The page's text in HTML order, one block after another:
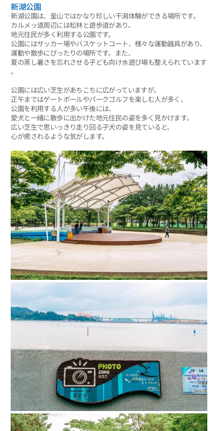
新湖公園
新湖公園は、釜山ではかなり珍しい干潟体験ができる場所です。
カルメッ道周辺には松林と遊歩道があり、
地元住民が多く利用する公園です。
公園にはサッカー場やバスケットコート、様々な運動器具があり、
運動や散歩にぴったりの場所です。また、
夏の蒸し暑さを忘れさせる子ども向け水遊び場も整えられています
。
公園には広い芝生があちこちに広がっていますが、
正午まではゲートボールやパークゴルフを楽しむ人が多く、
公園を利用する人が多い午後には、
愛犬と一緒に散歩に出かけた地元住民の姿を多く見かけます。
広い芝生で思いっきり走り回る子犬の姿を見ていると、
心が癒されるような気がします。